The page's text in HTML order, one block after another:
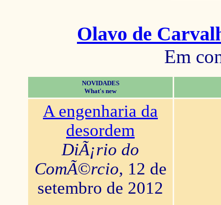
Olavo de
Em
NOVIDADES
What's new
A engenharia da
desordem
DiÃ¡rio do
ComÃ©rcio, 12 de
setembro de 2012